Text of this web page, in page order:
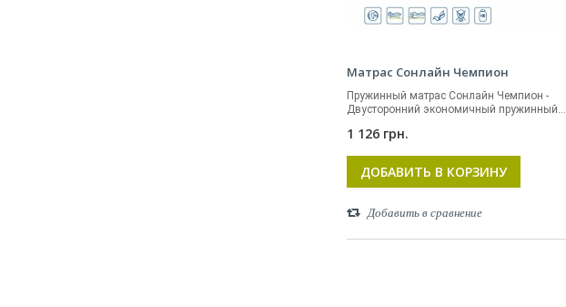
Матрас Сонлайн Чемпион
Пружинный матрас Сонлайн Чемпион -
Двусторонний экономичный пружинный...
1 126 грн.
ДОБАВИТЬ В КОРЗИНУ
Добавить в сравнение